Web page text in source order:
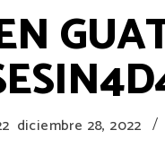
diciembre 28, 2022 /